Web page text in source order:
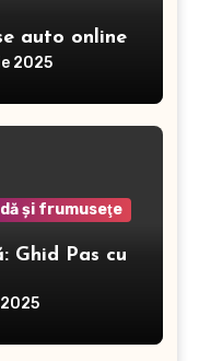
auto online
2025
şi frumuseţe
Ghid Pas cu